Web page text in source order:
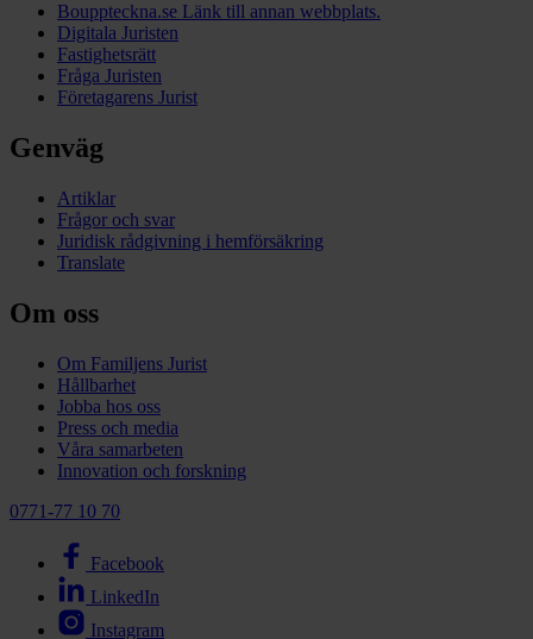
Bouppteckna.se Länk till annan webbplats.
Digitala Juristen
Fastighetsrätt
Fråga Juristen
Företagarens Jurist
Genväg
Artiklar
Frågor och svar
Juridisk rådgivning i hemförsäkring
Translate
Om oss
Om Familjens Jurist
Hållbarhet
Jobba hos oss
Press och media
Våra samarbeten
Innovation och forskning
0771-77 10 70
Facebook
LinkedIn
Instagram